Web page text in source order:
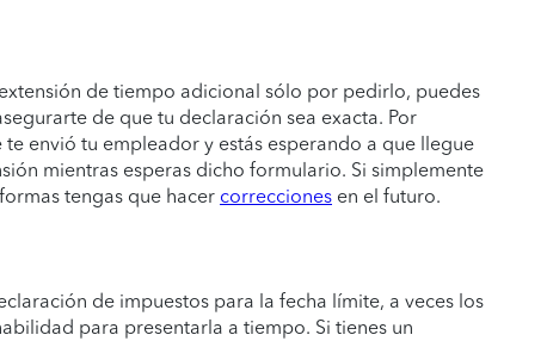
de tiempo adicional sólo por pedirlo, puedes
de que tu declaración sea exacta. Por
te envió tu empleador y estás esperando a que llegue
mientras esperas dicho formulario. Si simplemente
tengas que hacer correcciones en el futuro.
de impuestos para la fecha límite, a veces los
para presentarla a tiempo. Si tienes un